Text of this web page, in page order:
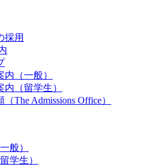
採用
内（一般）
内（留学生）
The Admissions Office）
般）
学生）